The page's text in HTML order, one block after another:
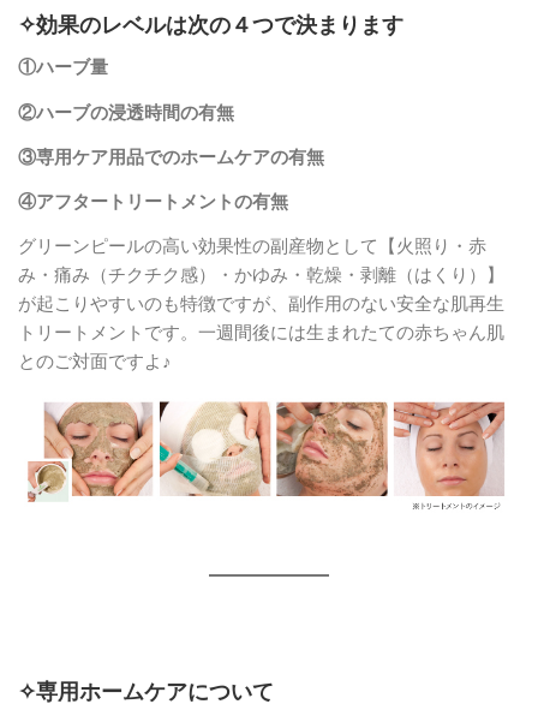
✧効果のレベルは次の４つで決まります
①ハーブ量
②ハーブの浸透時間の有無
③専用ケア用品でのホームケアの有無
④アフタートリートメントの有無
グリーンピールの高い効果性の副産物として【火照り・赤
み・痛み（チクチク感）・かゆみ・乾燥・剥離（はくり）】
が起こりやすいのも特徴ですが、副作用のない安全な肌再生
トリートメントです。一週間後には生まれたての赤ちゃん肌
とのご対面ですよ♪
✧専用ホームケアについて